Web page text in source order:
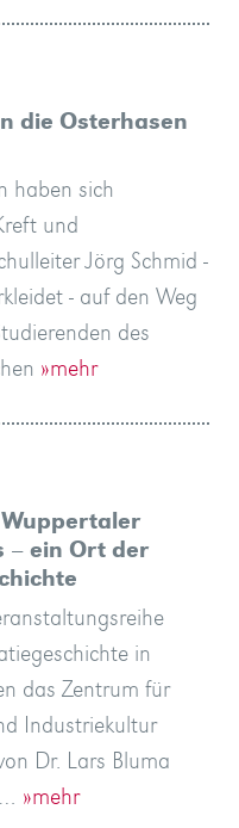
die Osterhasen
haben sich
und
Jörg Schmid -
- auf den Weg
des
»mehr
Wuppertaler
– ein Ort der
in
das Zentrum für
Industriekultur
Dr. Lars Bluma
»mehr